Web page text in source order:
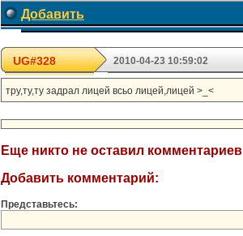
Добавить
UG#328 2010-04-23 10:59:02
тру,ту,ту задрал лицей всьо лицей,лицей >_<
Еще никто не оставил комментариев
Добавить комментарий:
Представьтесь: